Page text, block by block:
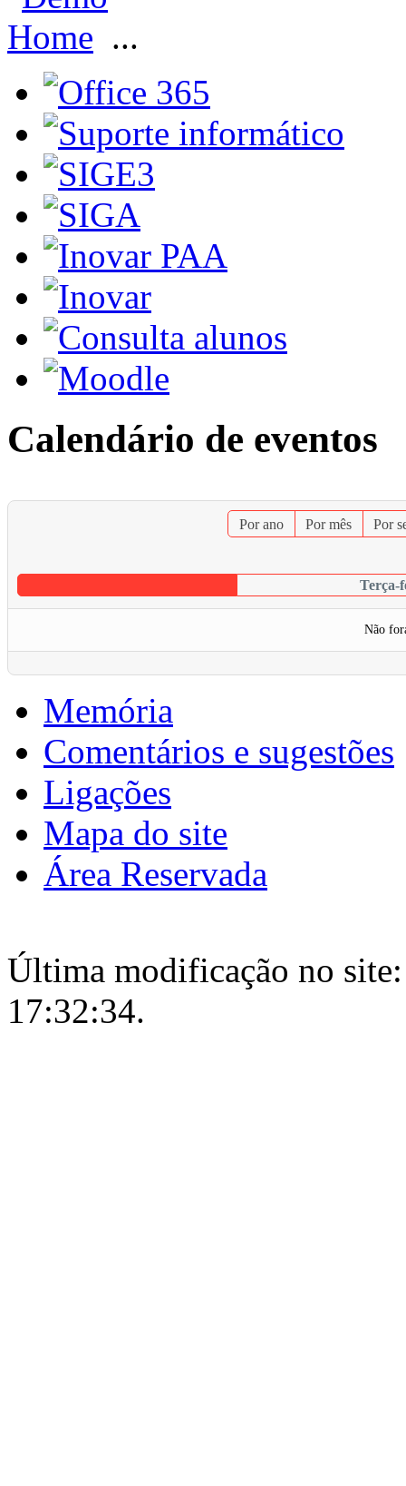
Home ...
Calendário de eventos
Por ano Por mês Por
Terça-
Não
Memória
Comentários e sugestões
Ligações
Mapa do site
Área Reservada
Última modificação no
17:32:34.